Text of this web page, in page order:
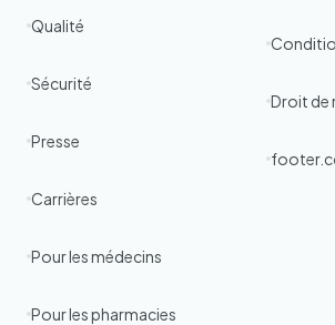
Qualité
Sécurité
Presse
Carrières
Pour les médecins
Pour les pharmacies
Droit de